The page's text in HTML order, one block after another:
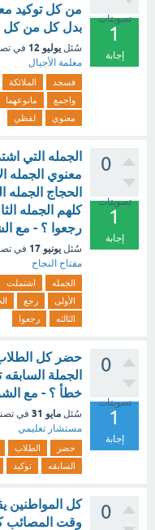
تصويتات
1
إجابة
من كل توكيد
بدل كل من كل
سُئل يوليو 12 في
معلمة الأجيال
فسجد الملائكة
واجمع
مانوعهما
معنوي
لفظي
0
تصويتات
1
إجابة
الجمله التي
معنوي الجمله
الحجاج الجمله
كلهم الجمله
رجعوا ؟ - مع
سُئل يونيو 17 في
مفتاح النجاح
الجمله اشتملت
الأولى
رجع
الثالثه
رجعوا
0
تصويتات
1
إجابة
حضر كل
الجملة
خطأ ؟ - مع
سُئل مايو 31 في
مستشار تعليمي
حضر الطلاب
السابقه
توكيد
0
كل المواطنين
وقت المصائب